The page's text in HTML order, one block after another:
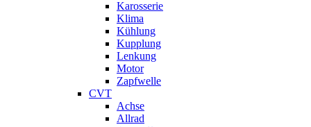
Karosserie
Klima
Kühlung
Kupplung
Lenkung
Motor
Zapfwelle
CVT
Achse
Allrad